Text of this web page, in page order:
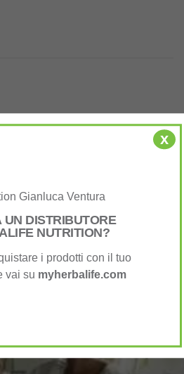
x
Gianluca Ventura
UN DISTRIBUTORE
NUTRITION?
i prodotti con il tuo
vai su myherbalife.com